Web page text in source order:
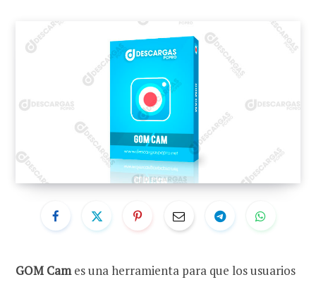
GOM Cames una herramienta para que los usuarios